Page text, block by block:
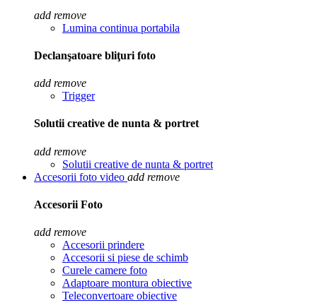
add remove
Lumina continua portabila
Declanşatoare bliţuri foto
add remove
Trigger
Solutii creative de nunta & portret
add remove
Solutii creative de nunta & portret
Accesorii foto video add remove
Accesorii Foto
add remove
Accesorii prindere
Accesorii si piese de schimb
Curele camere foto
Adaptoare montura obiective
Teleconvertoare obiective